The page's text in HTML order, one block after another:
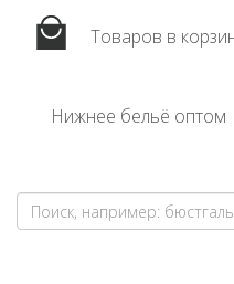
Товаров в
Нижнее бельё оптом